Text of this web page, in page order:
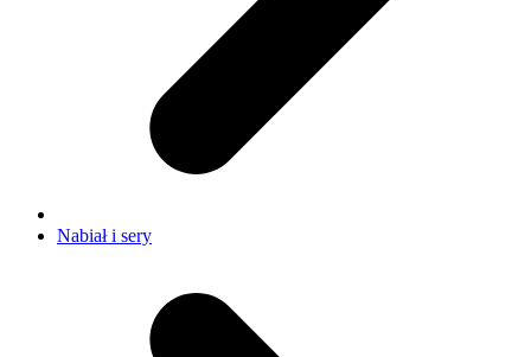
Nabiał i sery